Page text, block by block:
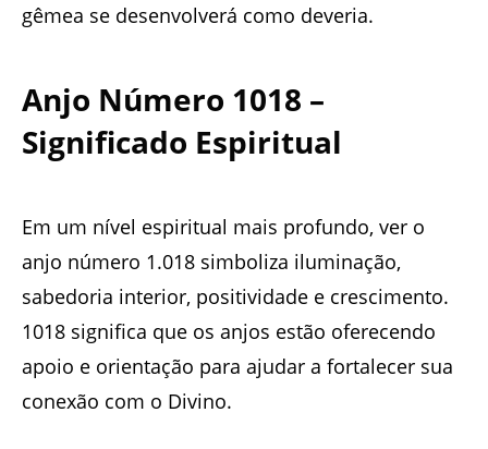
gêmea se desenvolverá como deveria.
Anjo Número 1018 –
Significado Espiritual
Em um nível espiritual mais profundo, ver o
anjo número 1.018 simboliza iluminação,
sabedoria interior, positividade e crescimento.
1018 significa que os anjos estão oferecendo
apoio e orientação para ajudar a fortalecer sua
conexão com o Divino.